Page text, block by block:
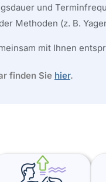
und
Methoden (z. B.
mit Ihnen
finden Sie hier.